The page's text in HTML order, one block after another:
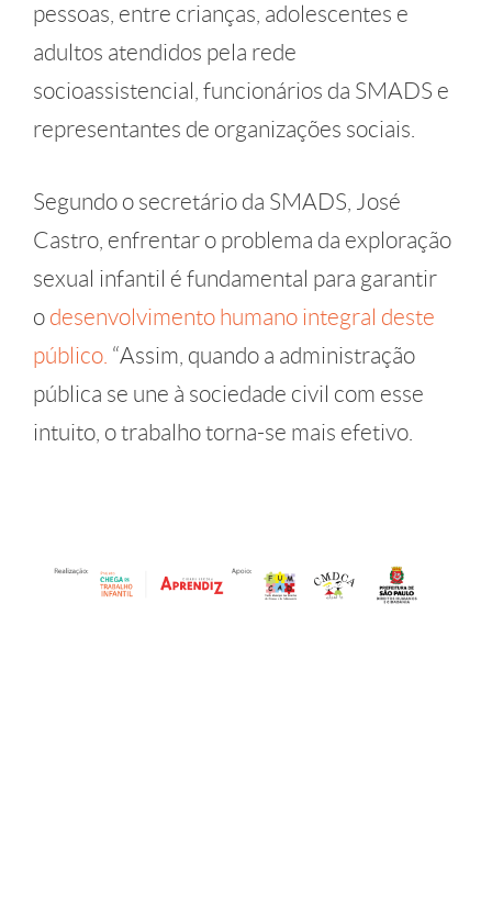
pessoas, entre crianças, adolescentes e
adultos atendidos pela rede
socioassistencial, funcionários da SMADS e
representantes de organizações sociais.
Segundo o secretário da SMADS, José
Castro, enfrentar o problema da exploração
sexual infantil é fundamental para garantir
o desenvolvimento humano integral deste
público. “Assim, quando a administração
pública se une à sociedade civil com esse
intuito, o trabalho torna-se mais efetivo.